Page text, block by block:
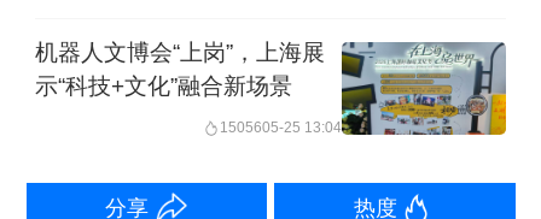
最具活力的国家。“机器人密度是跟踪全
球制造业自动化采用程度的晴雨表。从
数据上来看，中国乃至亚洲制造业发展
蓄势待发。”国际机器人联合会主席
机器人文博会“上岗”，上海展
示“科技+文化”融合新场景
1505605-25 13:04
分享 热度